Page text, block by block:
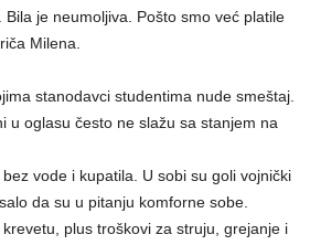
je neumoljiva. Pošto smo već platile
Milena.
stanodavci studentima nude smeštaj.
u oglasu često ne slažu sa stanjem na
vode i kupatila. U sobi su goli vojnički
da su u pitanju komforne sobe.
plus troškovi za struju, grejanje i